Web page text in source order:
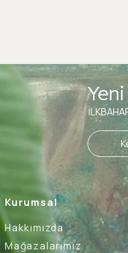
Kurumsal
Hakkımızda
Mağazalarımız